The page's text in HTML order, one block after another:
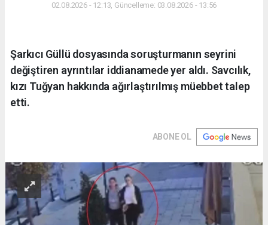
02.08.2026 - 12:13, Güncelleme: 03.08.2026 - 13:56
Şarkıcı Güllü dosyasında soruşturmanın seyrini
değiştiren ayrıntılar iddianamede yer aldı. Savcılık,
kızı Tuğyan hakkında ağırlaştırılmış müebbet talep
etti.
ABONE OL